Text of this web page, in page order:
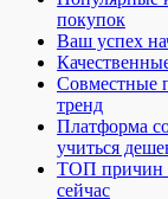
покупок
Ваш успех
Совместные
тренд
Платформа
учиться
ТОП причин
сейчас